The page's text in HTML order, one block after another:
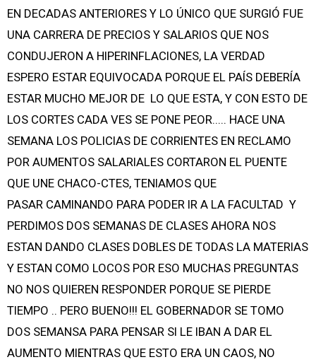
EN DECADAS ANTERIORES Y LO ÚNICO QUE SURGIÓ FUE
UNA CARRERA DE PRECIOS Y SALARIOS QUE NOS
CONDUJERON A HIPERINFLACIONES, LA VERDAD
ESPERO ESTAR EQUIVOCADA PORQUE EL PAÍS DEBERÍA
ESTAR MUCHO MEJOR DE LO QUE ESTA, Y CON ESTO DE
LOS CORTES CADA VES SE PONE PEOR..... HACE UNA
SEMANA LOS POLICIAS DE CORRIENTES EN RECLAMO
POR AUMENTOS SALARIALES CORTARON EL PUENTE
QUE UNE CHACO-CTES, TENIAMOS QUE
PASAR CAMINANDO PARA PODER IR A LA FACULTAD Y
PERDIMOS DOS SEMANAS DE CLASES AHORA NOS
ESTAN DANDO CLASES DOBLES DE TODAS LA MATERIAS
Y ESTAN COMO LOCOS POR ESO MUCHAS PREGUNTAS
NO NOS QUIEREN RESPONDER PORQUE SE PIERDE
TIEMPO .. PERO BUENO!!! EL GOBERNADOR SE TOMO
DOS SEMANSA PARA PENSAR SI LE IBAN A DAR EL
AUMENTO MIENTRAS QUE ESTO ERA UN CAOS, NO